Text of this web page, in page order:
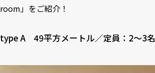
room」をご紹介！
type A 49平方メートル／定員：2～3名